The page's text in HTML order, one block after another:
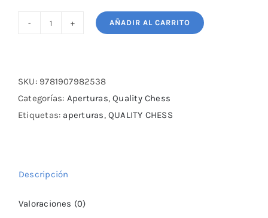
King's
Indian
Mar
cantidad
AÑADIR AL CARRITO
SKU: 9781907982538
Categorías: Aperturas,Quality Chess
Etiquetas: aperturas, QUALITY CHESS
Descripción
Valoraciones (0)